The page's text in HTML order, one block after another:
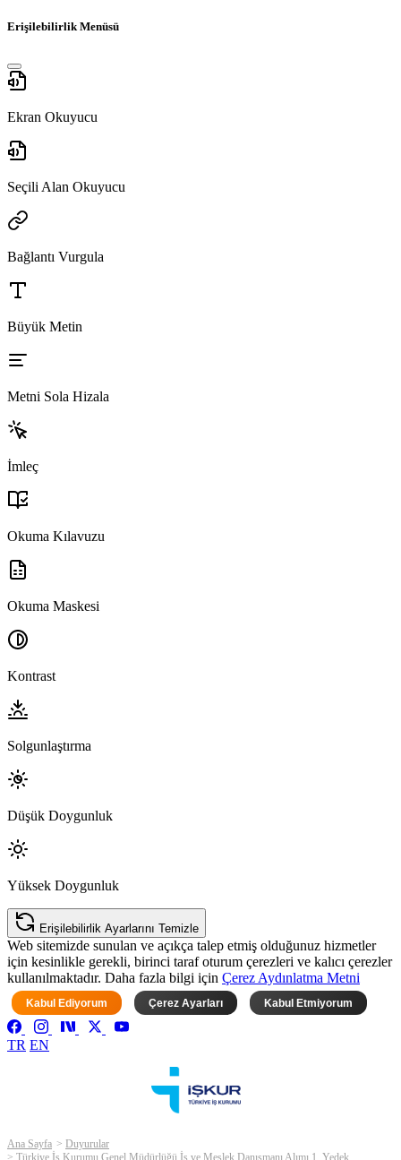
Erişilebilirlik Menüsü
Ekran Okuyucu
Seçili Alan Okuyucu
Bağlantı Vurgula
Büyük Metin
Metni Sola Hizala
İmleç
Okuma Kılavuzu
Okuma Maskesi
Kontrast
Solgunlaştırma
Düşük Doygunluk
Yüksek Doygunluk
Erişilebilirlik Ayarlarını Temizle
Web sitemizde sunulan ve açıkça talep etmiş olduğunuz hizmetler
için kesinlikle gerekli, birinci taraf oturum çerezleri ve kalıcı çerezler
kullanılmaktadır. Daha fazla bilgi için Çerez Aydınlatma Metni
Kabul Ediyorum Çerez Ayarları Kabul Etmiyorum
TR EN
Ana Sayfa
Duyurular
Türkiye İş Kurumu Genel Müdürlüğü İş ve Meslek Danışmanı Alımı 1. Yedek